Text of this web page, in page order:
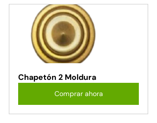
Chapetón 2 Moldura
Comprar ahora